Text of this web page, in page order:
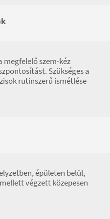
szem-kéz
Szükséges a
rutinszerű ismétlése
épületen belül,
végzett közepesen